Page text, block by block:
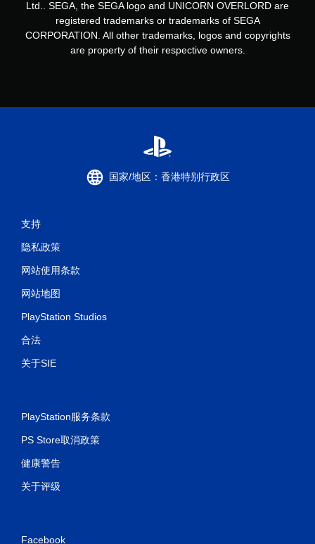
Ltd.. SEGA, the SEGA logo and UNICORN OVERLORD are
registered trademarks or trademarks of SEGA
CORPORATION. All other trademarks, logos and copyrights
are property of their respective owners.
国家/地区：香港特别行政区
支持
隐私政策
网站使用条款
网站地图
PlayStation Studios
合法
关于SIE
PlayStation服务条款
PS Store取消政策
健康警告
关于评级
Facebook